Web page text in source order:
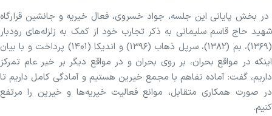
در بخش پایانی این جلسه، جواد خسروی، فعال خیریه و جانشین قرارگاه
شهید حاج قاسم سلیمانی به ذکر تجارب خود از کمک به زلزله‌های رودبار
(۱۳۶۹)، بم (۱۳۸۲)، سرپل ذهاب (۱۳۹۶) و اندیکا (۱۴۰۱) پرداخت و با بیان
اینکه در مواقع بحران، بر روی بحران و در مواقع دیگر بر خیر عام تمرکز
داریم، گفت: آماده تفاهم با مجمع خیرین هستیم و آمادگی کامل داریم تا
در صورت همکاری متقابل، موانع فعالیت خیریه‌ها و خیرین را مرتفع
کنیم.